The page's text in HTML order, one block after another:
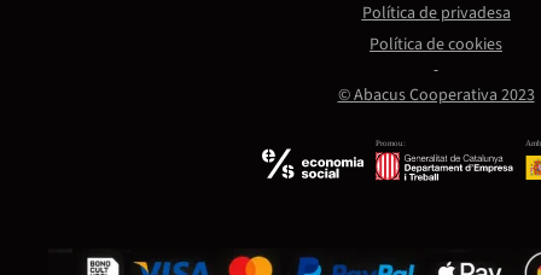
Promou:
© Abacus Cooperativa 2023
Política de privadesa
Política de cookies